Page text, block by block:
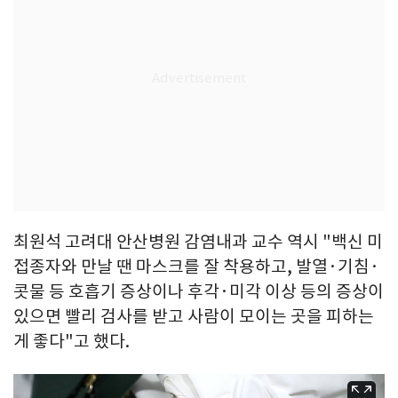
최원석 고려대 안산병원 감염내과 교수 역시 "백신 미
접종자와 만날 땐 마스크를 잘 착용하고, 발열·기침·
콧물 등 호흡기 증상이나 후각·미각 이상 등의 증상이
있으면 빨리 검사를 받고 사람이 모이는 곳을 피하는
게 좋다"고 했다.